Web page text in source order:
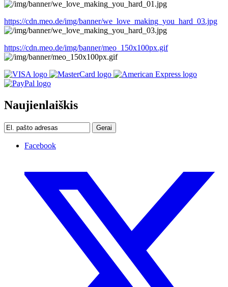
https://cdn.meo.de/img/banner/we_love_making_you_hard_03.jpg
https://cdn.meo.de/img/banner/meo_150x100px.gif
Naujienlaiškis
Gerai
Facebook